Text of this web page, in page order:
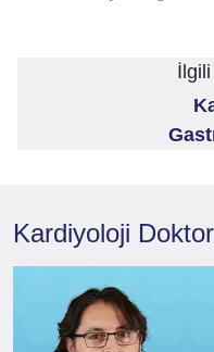
Kardiyoloji